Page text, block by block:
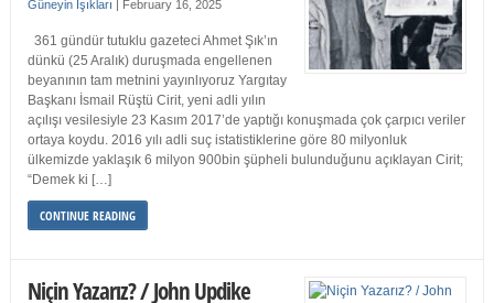
Güneyin Işıkları | February 16, 2025
361 gündür tutuklu gazeteci Ahmet Şık’ın
dünkü (25 Aralık) duruşmada engellenen
beyanının tam metnini yayınlıyoruz Yargıtay
Başkanı İsmail Rüştü Cirit, yeni adli yılın
açılışı vesilesiyle 23 Kasım 2017’de yaptığı konuşmada çok çarpıcı veriler
ortaya koydu. 2016 yılı adli suç istatistiklerine göre 80 milyonluk
ülkemizde yaklaşık 6 milyon 900bin şüpheli bulunduğunu açıklayan Cirit;
“Demek ki […]
CONTINUE READING
Niçin Yazarız? / John Updike